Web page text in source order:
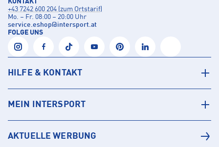
KONTAKT
+43 7242 600 204 (zum Ortstarif)
Mo. – Fr. 08:00 – 20:00 Uhr
service.eshop@intersport.at
FOLGE UNS
HILFE & KONTAKT
MEIN INTERSPORT
AKTUELLE WERBUNG